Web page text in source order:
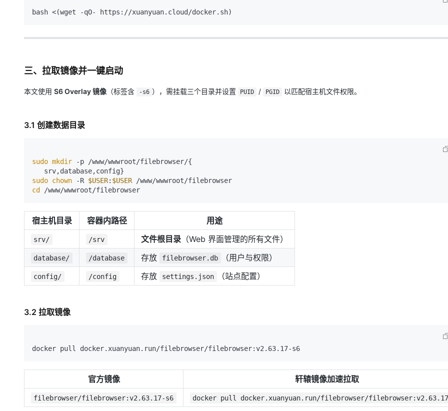
三、拉取镜像并一键启动
本文使用 S6 Overlay 镜像 （标签含 -s6 ），需挂载三个目录并设置 PUID / PGID 以匹配宿主机文件权限。
3.1 创建数据目录
sudo mkdir -p /www/wwwroot/filebrowser/{
sudo chown -R $USER: $USER
cd
宿主机目录 容器内路径 用途
srv/ /srv 文件根目录 （Web 界面管理的所有文件）
database/ /database 存放 filebrowser.db （用户与权限）
config/ /config 存放 settings.json （站点配置）
3.2 拉取镜像
官方镜像 轩辕镜像加速拉取
filebrowser/filebrowser:v2.63.17-s6 docker pull docker.xuanyuan.run/filebrowser/